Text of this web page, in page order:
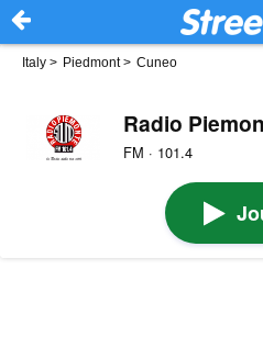
Italy > Piedmont> Cuneo
Radio
FM · 101.4